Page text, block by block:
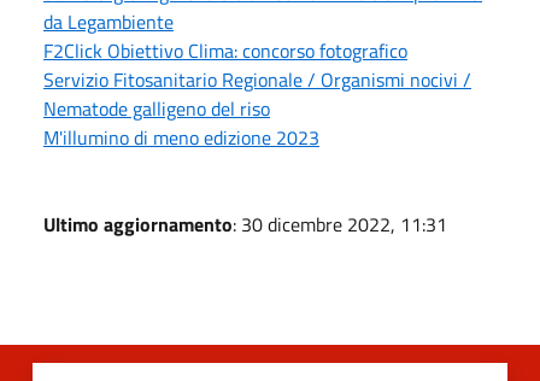
da Legambiente
F2Click Obiettivo Clima: concorso fotografico
Servizio Fitosanitario Regionale / Organismi nocivi /
Nematode galligeno del riso
M'illumino di meno edizione 2023
Ultimo aggiornamento: 30 dicembre 2022, 11:31